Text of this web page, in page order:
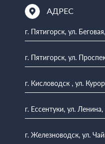
АДРЕС
г. Пятигорск, ул.
г. Пятигорск, ул.
г. Кисловодск , ул.
г. Ессентуки, ул.
г. Железноводск, ул.